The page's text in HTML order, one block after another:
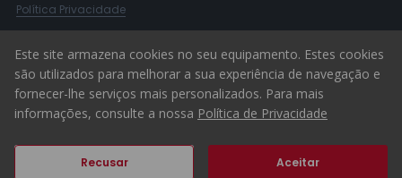
Política Privacidade
Canal de Denúncias
© 2026 ERA Portugal
Este site armazena cookies no seu equipamento. Estes cookies
são utilizados para melhorar a sua experiência de navegação e
fornecer-lhe serviços mais personalizados. Para mais
informações, consulte a nossa Política de Privacidade
Recusar Aceitar